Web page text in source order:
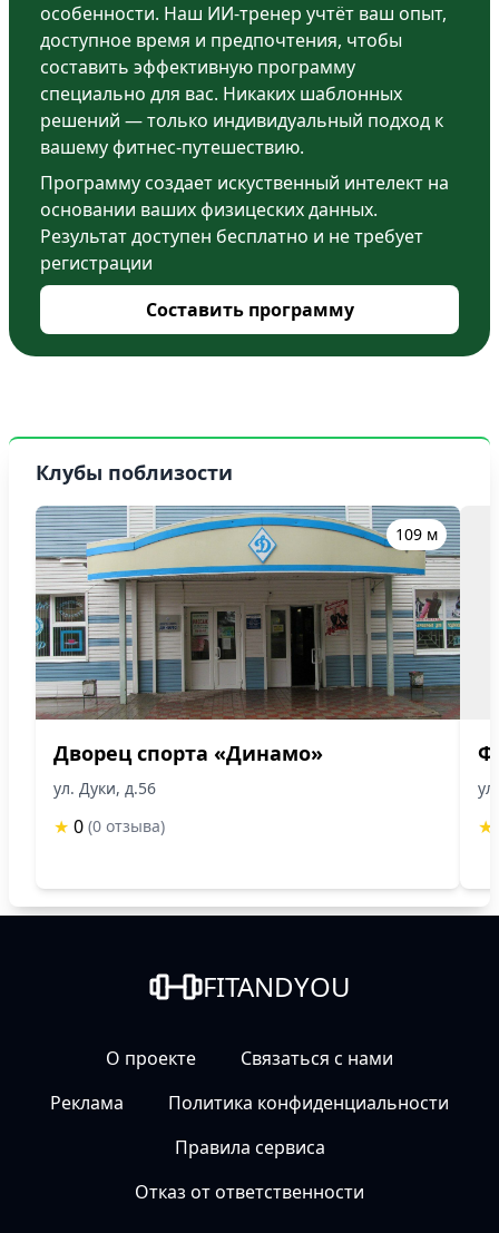
особенности. Наш ИИ-тренер учтёт ваш опыт,
доступное время и предпочтения, чтобы
составить эффективную программу
специально для вас. Никаких шаблонных
решений — только индивидуальный подход к
вашему фитнес-путешествию.
Программу создает искуственный интелект на
основании ваших физицеских данных.
Результат доступен бесплатно и не требует
регистрации
Составить программу
Клубы поблизости
109 м
Дворец спорта «Динамо»
ул. Дуки, д.56
★ 0 (0 отзыва) ★
FITANDYOU
О проекте
Связаться с нами
Реклама
Политика конфиденциальности
Правила сервиса
Отказ от ответственности